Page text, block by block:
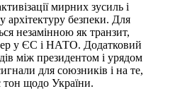
мирних зусиль і
архітектуру безпеки. Для
незамінною як транзит,
у ЄС і НАТО. Додатковий
між президентом і урядом
для союзників і на те,
тон щодо України.